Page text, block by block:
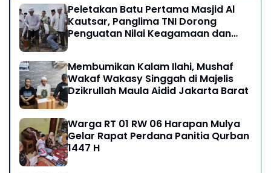
Peletakan Batu Pertama Masjid Al
Kautsar, Panglima TNI Dorong
Penguatan Nilai Keagamaan dan
Membumikan Kalam Ilahi, Mushaf
Wakaf Wakasy Singgah di Majelis
Dzikrullah Maula Aidid Jakarta Barat
Warga RT 01 RW 06 Harapan Mulya
Gelar Rapat Perdana Panitia Qurban
1447 H